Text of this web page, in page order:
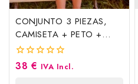
CONJUNTO 3 PIEZAS,
CAMISETA + PETO +
GORRO. ARCILLA.
MAYORAL
0
38 € IVA Incl.